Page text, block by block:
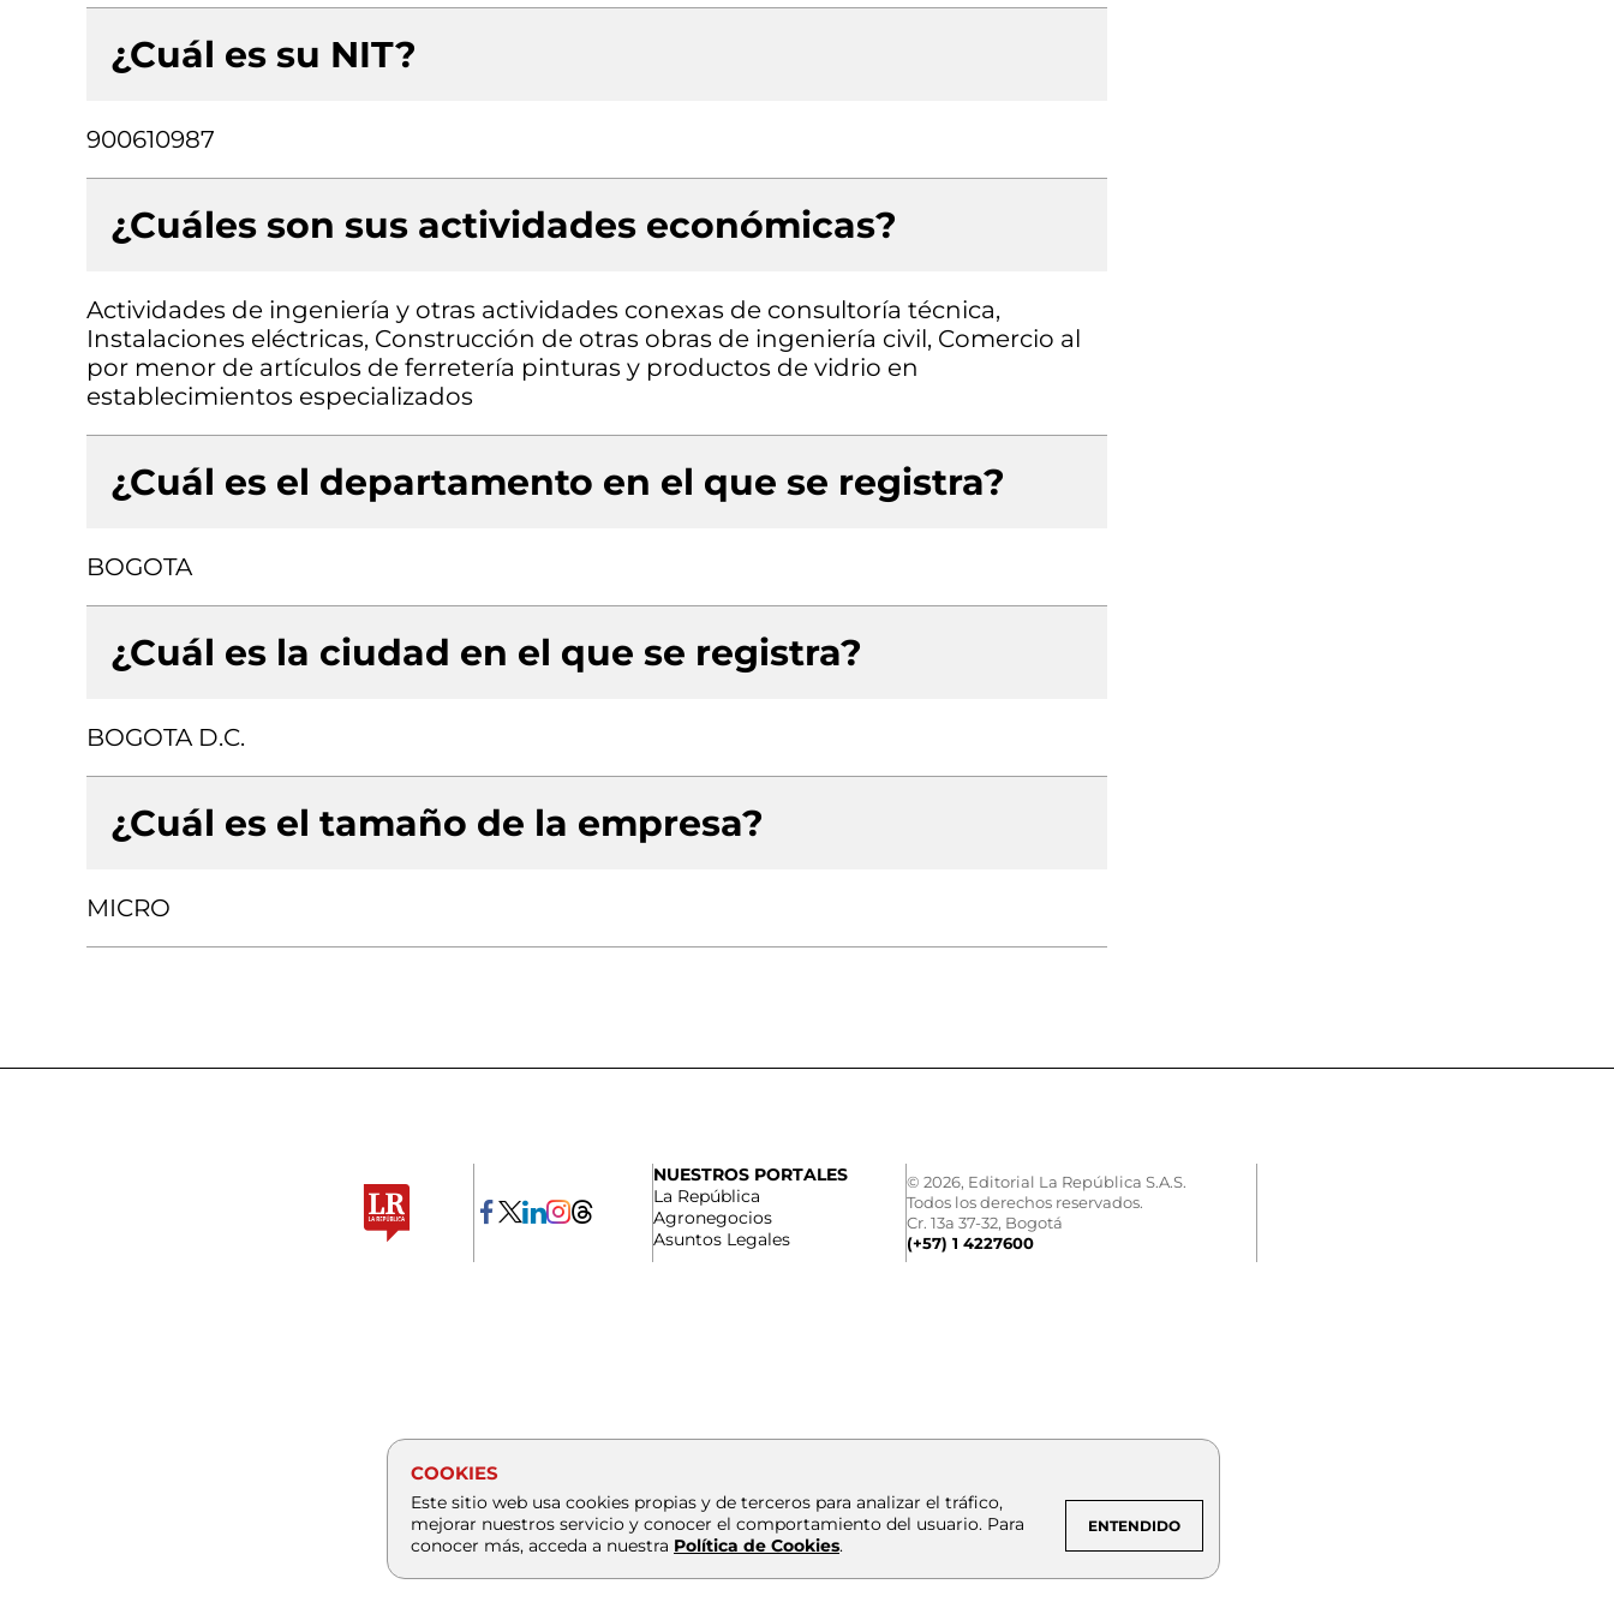
¿Cuál es su NIT?
900610987
¿Cuáles son sus actividades económicas?
Actividades de ingeniería y otras actividades conexas de consultoría técnica,
Instalaciones eléctricas, Construcción de otras obras de ingeniería civil, Comercio al
por menor de artículos de ferretería pinturas y productos de vidrio en
establecimientos especializados
¿Cuál es el departamento en el que se registra?
BOGOTA
¿Cuál es la ciudad en el que se registra?
BOGOTA D.C.
¿Cuál es el tamaño de la empresa?
MICRO
NUESTROS PORTALES
La República
Agronegocios
Asuntos Legales
© 2026, Editorial La República S.A.S.
Todos los derechos reservados.
Cr. 13a 37-32, Bogotá
(+57) 1 4227600
COOKIES
Este sitio web usa cookies propias y de terceros para analizar el tráfico,
mejorar nuestros servicio y conocer el comportamiento del usuario. Para
conocer más, acceda a nuestra Política de Cookies.
ENTENDIDO